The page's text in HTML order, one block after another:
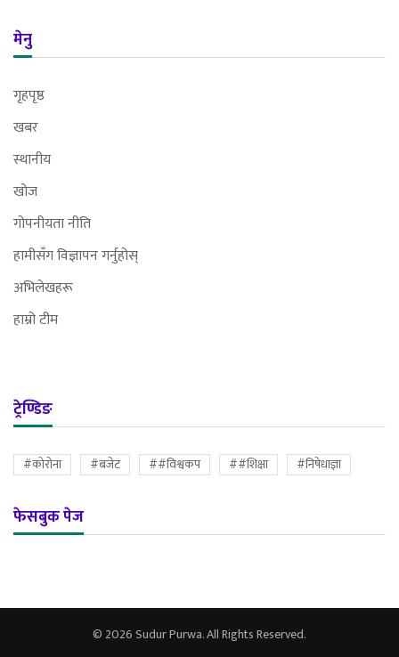
मेनु
गृहपृष्ठ
खबर
स्थानीय
खोज
गोपनीयता नीति
हामीसँग विज्ञापन गर्नुहोस्
अभिलेखहरू
हाम्रो टीम
ट्रेण्डिङ
#कोरोना #बजेट ##विश्वकप ##शिक्षा #निषेधाज्ञा
फेसबुक पेज
© 2026 Sudur Purwa. All Rights Reserved.